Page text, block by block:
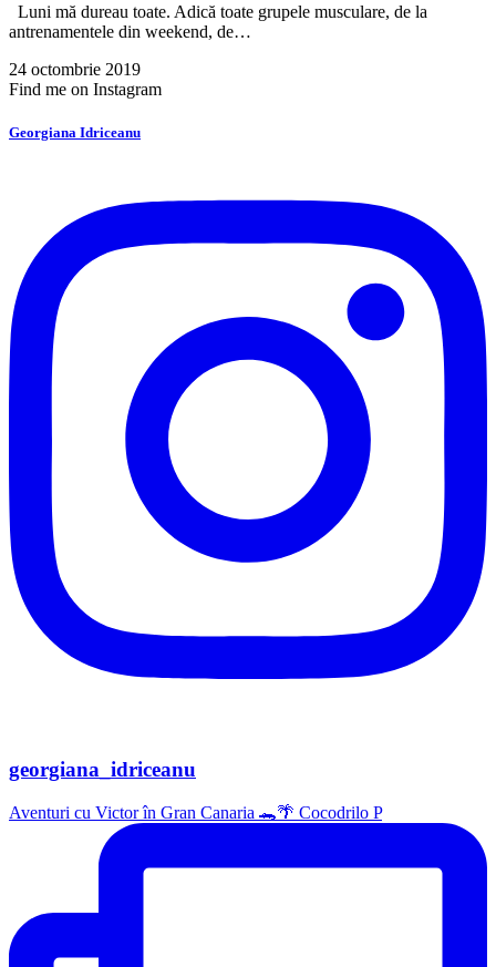
Luni mă dureau toate. Adică toate grupele musculare, de la
antrenamentele din weekend, de…
24 octombrie 2019
Find me on Instagram
Georgiana Idriceanu
georgiana_idriceanu
Aventuri cu Victor în Gran Canaria 🐊🌴 Cocodrilo P